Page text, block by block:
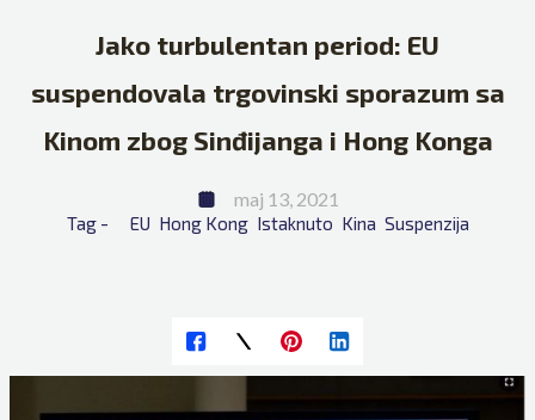
Jako turbulentan period: EU
suspendovala trgovinski sporazum sa
Kinom zbog Sinđijanga i Hong Konga
maj 13, 2021
Tag - EU Hong Kong Istaknuto Kina Suspenzija